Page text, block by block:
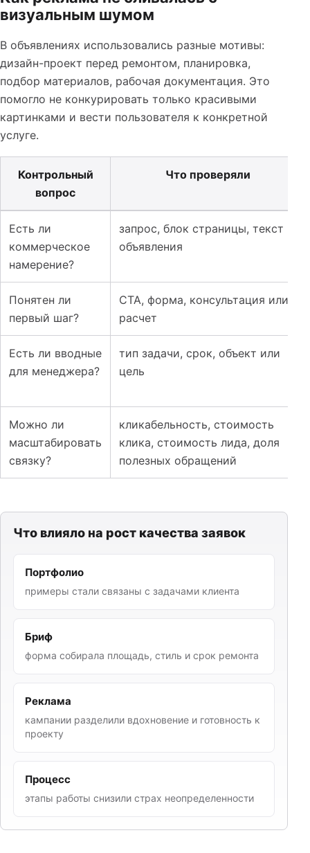
визуальным шумом
В объявлениях использовались разные мотивы:
дизайн-проект перед ремонтом, планировка,
подбор материалов, рабочая документация. Это
помогло не конкурировать только красивыми
картинками и вести пользователя к конкретной
услуге.
Контрольный
вопрос
Что проверяли
Есть ли
коммерческое
намерение?
запрос, блок страницы, текст
объявления
Понятен ли
первый шаг?
CTA, форма, консультация или
расчет
Есть ли вводные
для менеджера?
тип задачи, срок, объект или
цель
Можно ли
масштабировать
связку?
кликабельность, стоимость
клика, стоимость лида, доля
полезных обращений
Что влияло на рост качества заявок
Портфолио
примеры стали связаны с задачами клиента
Бриф
форма собирала площадь, стиль и срок ремонта
Реклама
кампании разделили вдохновение и готовность к
проекту
Процесс
этапы работы снизили страх неопределенности